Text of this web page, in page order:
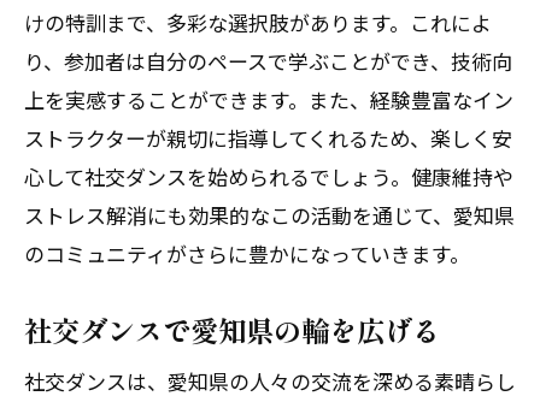
けの特訓まで、多彩な選択肢があります。これによ
り、参加者は自分のペースで学ぶことができ、技術向
上を実感することができます。また、経験豊富なイン
ストラクターが親切に指導してくれるため、楽しく安
心して社交ダンスを始められるでしょう。健康維持や
ストレス解消にも効果的なこの活動を通じて、愛知県
のコミュニティがさらに豊かになっていきます。
社交ダンスで愛知県の輪を広げる
社交ダンスは、愛知県の人々の交流を深める素晴らし